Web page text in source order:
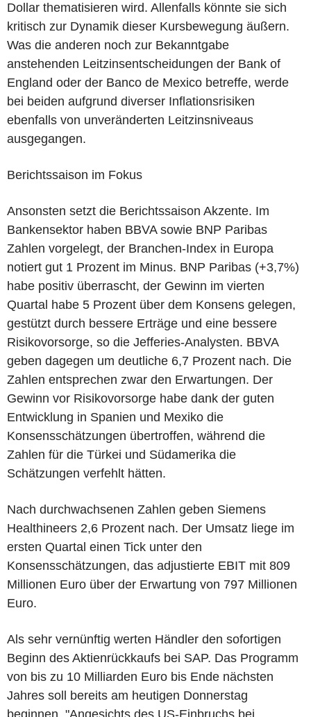
Dollar thematisieren wird. Allenfalls könnte sie sich
kritisch zur Dynamik dieser Kursbewegung äußern.
Was die anderen noch zur Bekanntgabe
anstehenden Leitzinsentscheidungen der Bank of
England oder der Banco de Mexico betreffe, werde
bei beiden aufgrund diverser Inflationsrisiken
ebenfalls von unveränderten Leitzinsniveaus
ausgegangen.
Berichtssaison im Fokus
Ansonsten setzt die Berichtssaison Akzente. Im
Bankensektor haben BBVA sowie BNP Paribas
Zahlen vorgelegt, der Branchen-Index in Europa
notiert gut 1 Prozent im Minus. BNP Paribas (+3,7%)
habe positiv überrascht, der Gewinn im vierten
Quartal habe 5 Prozent über dem Konsens gelegen,
gestützt durch bessere Erträge und eine bessere
Risikovorsorge, so die Jefferies-Analysten. BBVA
geben dagegen um deutliche 6,7 Prozent nach. Die
Zahlen entsprechen zwar den Erwartungen. Der
Gewinn vor Risikovorsorge habe dank der guten
Entwicklung in Spanien und Mexiko die
Konsensschätzungen übertroffen, während die
Zahlen für die Türkei und Südamerika die
Schätzungen verfehlt hätten.
Nach durchwachsenen Zahlen geben Siemens
Healthineers 2,6 Prozent nach. Der Umsatz liege im
ersten Quartal einen Tick unter den
Konsensschätzungen, das adjustierte EBIT mit 809
Millionen Euro über der Erwartung von 797 Millionen
Euro.
Als sehr vernünftig werten Händler den sofortigen
Beginn des Aktienrückkaufs bei SAP. Das Programm
von bis zu 10 Milliarden Euro bis Ende nächsten
Jahres soll bereits am heutigen Donnerstag
beginnen. "Angesichts des US-Einbruchs bei